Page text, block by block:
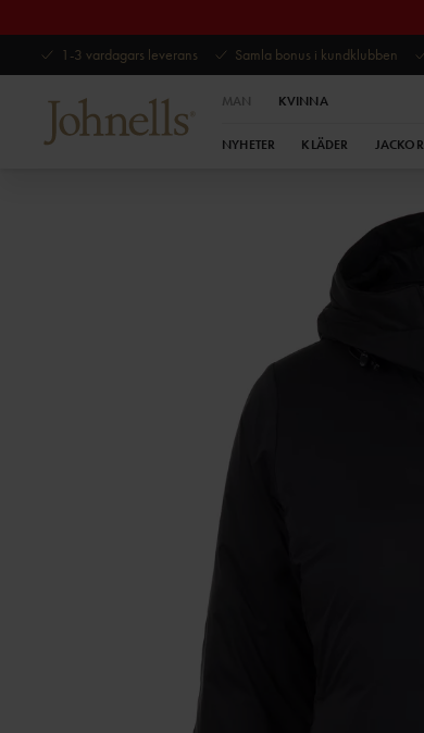
1-3 vardagars leverans
Samla bonus i kundklubben
MAN KVINNA
NYHETER KLÄDER JACKOR